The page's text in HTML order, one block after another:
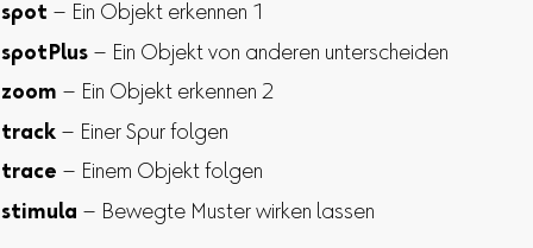
spot – Ein Objekt erkennen 1
spotPlus – Ein Objekt von anderen unterscheiden
zoom – Ein Objekt erkennen 2
track – Einer Spur folgen
trace – Einem Objekt folgen
stimula – Bewegte Muster wirken lassen